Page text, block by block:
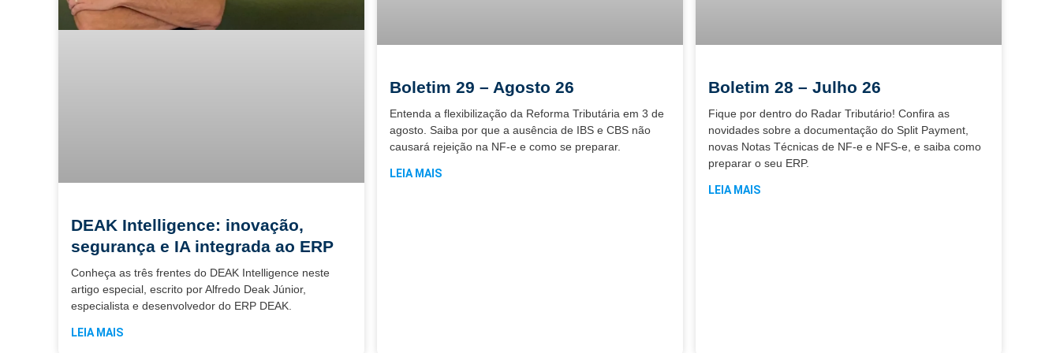
DEAK Intelligence: inovação,
segurança e IA integrada ao ERP
Conheça as três frentes do DEAK Intelligence neste
artigo especial, escrito por Alfredo Deak Júnior,
especialista e desenvolvedor do ERP DEAK.
LEIA MAIS
Boletim 29 – Agosto 26
Entenda a flexibilização da Reforma Tributária em 3 de
agosto. Saiba por que a ausência de IBS e CBS não
causará rejeição na NF-e e como se preparar.
LEIA MAIS
Boletim 28 – Julho 26
Fique por dentro do Radar Tributário! Confira as
novidades sobre a documentação do Split Payment,
novas Notas Técnicas de NF-e e NFS-e, e saiba como
preparar o seu ERP.
LEIA MAIS